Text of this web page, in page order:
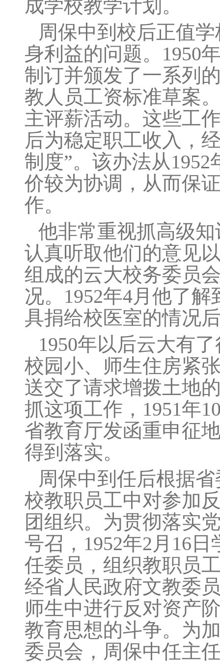
成学校教学计划。
周保中到校后正值
身利益的问题。1950
制订并颁发了一系列
教人员工资标准草案
主评薪活动。这些工
后为稳定职工收入，
制度”。该办法从
价较为协调，从而保
作。
他非常重视抓高级
认真听取他们的意见
组成的云大校务委员
况。1952年4月他了
具捐给校医室的情况
1950年以后云大有
校园小、师生住房紧
送交了请求增拨土地
抓这项工作，1951年
省教育厅发函重申征
得到落实。
周保中到任后根据
校教职员工中对参加
团组织。为贯彻落实
号召，1952年2月16
任委员，组织教职员
经省人民政府文教委
师生中进行反对资产
教育思想的斗争。为
委员会，周保中任主